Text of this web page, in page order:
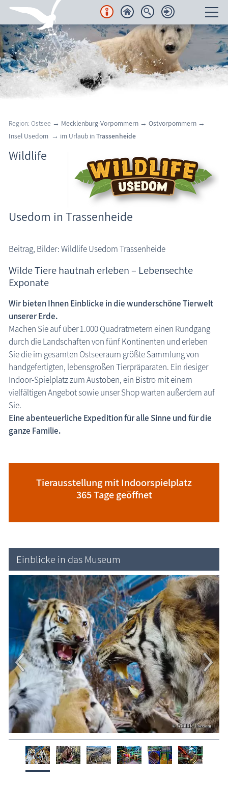
Unterkünfte
Regionales
Urlaubsorte
Karten
Blog
Region: Ostsee → Mecklenburg-Vorpommern → Ostvorpommern →
Insel Usedom → im Urlaub inTrassenheide
Wildlife
Usedom in Trassenheide
Beitrag, Bilder: Wildlife Usedom Trassenheide
Wilde Tiere hautnah erleben – Lebensechte
Exponate
Wir bieten Ihnen Einblicke in die wunderschöne Tierwelt
unserer Erde.
Machen Sie auf über 1.000 Quadratmetern einen Rundgang
durch die Landschaften von fünf Kontinenten und erleben
Sie die im gesamten Ostseeraum größte Sammlung von
handgefertigten, lebensgroßen Tierpräparaten. Ein riesiger
Indoor-Spielplatz zum Austoben, ein Bistro mit einem
vielfältigen Angebot sowie unser Shop warten außerdem auf
Sie.
Eine abenteuerliche Expedition für alle Sinne und für die
ganze Familie.
Tierausstellung mit Indoorspielplatz
365 Tage geöffnet
Einblicke in das Museum